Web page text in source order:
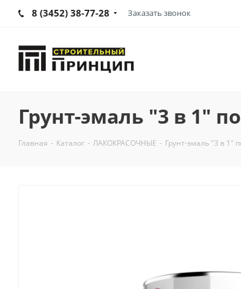
8 (3452) 38-77-28 Заказать звонок
Грунт-эмаль "3 в 1"
Главная - Каталог - ЛАКОКРАСОЧНЫЕ - Грунт-эмаль "3 в 1"